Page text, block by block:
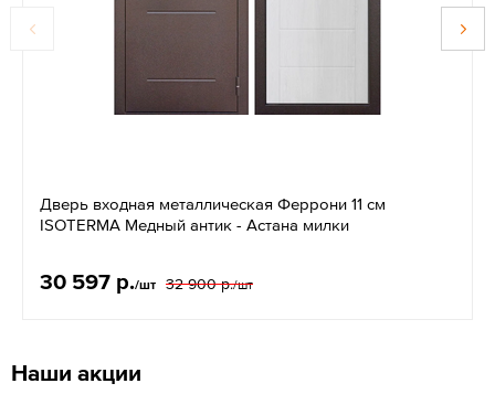
Дверь входная металлическая Феррони 11 см
ISOTERMA Медный антик - Астана милки
30 597 р./шт 32 900 р./шт
Наши акции